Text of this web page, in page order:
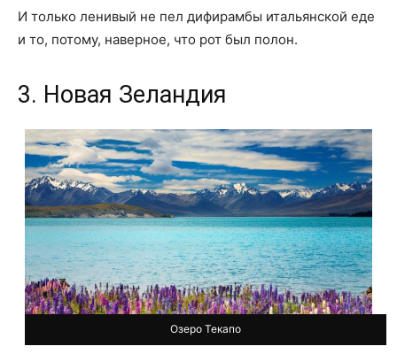
И только ленивый не пел дифирамбы итальянской еде
и то, потому, наверное, что рот был полон.
3. Новая Зеландия
Озеро Текапо